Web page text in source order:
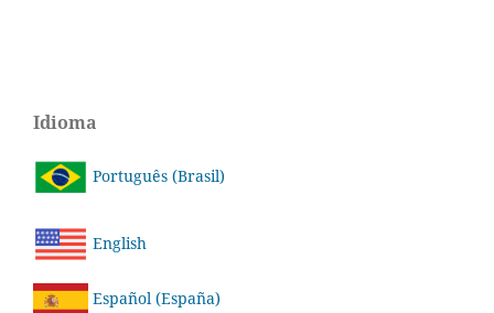
Idioma
Português (Brasil)
English
Español (España)